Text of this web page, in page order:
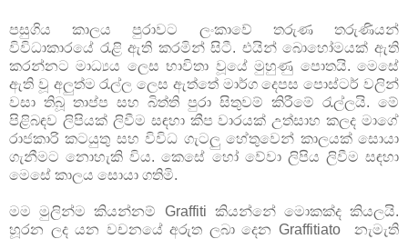
පසුගිය කාලය පුරාවට ලංකාවේ තරුණ තරුණියන්
විවිධාකාරයේ රැළි ඇති කරමින් සිටී. එයින් බොහෝමයක් ඇති
කරන්නට මාධ්‍යය ලෙස භාවිතා වූයේ මුහුණු පොතයි. මෙසේ
ඇති වූ අලුත්ම රැල්ල ලෙස ඇත්තේ මාර්ග දෙපස පොස්ටර් වලින්
වසා තිබූ තාප්ප සහ බිත්ති පුරා සිතුවම් කිරීමේ රැල්ලයි. මේ
පිළිබඳව ලිපියක් ලිවීම සඳහා කීප වාරයක් උත්සාහ කලද මාගේ
රාජකාරි කටයුතු සහ විවිධ ගැටලු හේතුවෙන් කාලයක් සොයා
ගැනීමට නොහැකි විය. කෙසේ හෝ වේවා ලිපිය ලිවීම සඳහා
මෙසේ කාලය සොයා ගතිමි.
මම මුලින්ම කියන්නම් Graffiti කියන්නේ මොකක්ද කියලයි.
හූරන ලද යන වචනයේ අරුත ලබා දෙන Graffitiato නැමැති